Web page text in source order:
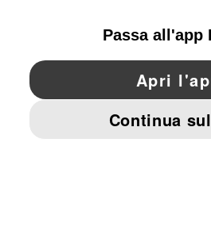
YouTube Pinterest